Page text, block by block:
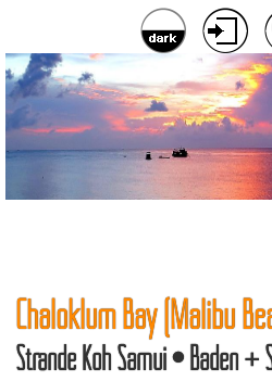
Chaloklum Bay (Malibu
Strände Koh Samui • Baden +